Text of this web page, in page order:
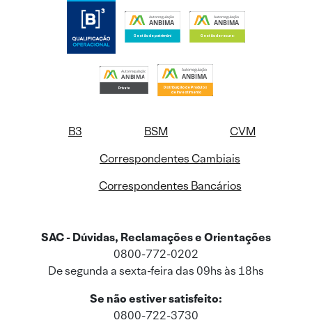
B3 BSM
CVM
Correspondentes Cambiais
Correspondentes Bancários
SAC - Dúvidas, Reclamações e Orientações
0800-772-0202
De segunda a sexta-feira das 09hs às 18hs
Se não estiver satisfeito:
0800-722-3730